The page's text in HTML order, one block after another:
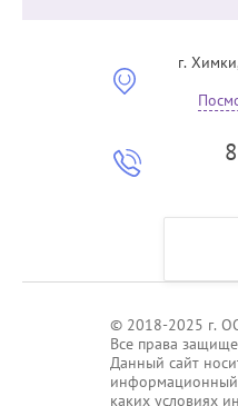
г.
© 2018-2025 г.
Все права
Данный сайт
каких условиях